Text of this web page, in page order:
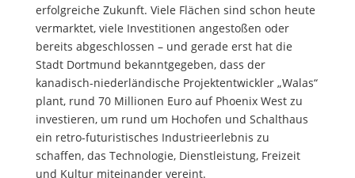
erfolgreiche Zukunft. Viele Flächen sind schon heute
vermarktet, viele Investitionen angestoßen oder
bereits abgeschlossen – und gerade erst hat die
Stadt Dortmund bekanntgegeben, dass der
kanadisch-niederländische Projektentwickler „Walas“
plant, rund 70 Millionen Euro auf Phoenix West zu
investieren, um rund um Hochofen und Schalthaus
ein retro-futuristisches Industrieerlebnis zu
schaffen, das Technologie, Dienstleistung, Freizeit
und Kultur miteinander vereint.